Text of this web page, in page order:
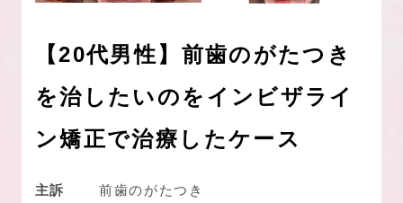
【20代男性】前歯のがたつき
を治したいのをインビザライ
ン矯正で治療したケース
主訴 前歯のがたつき